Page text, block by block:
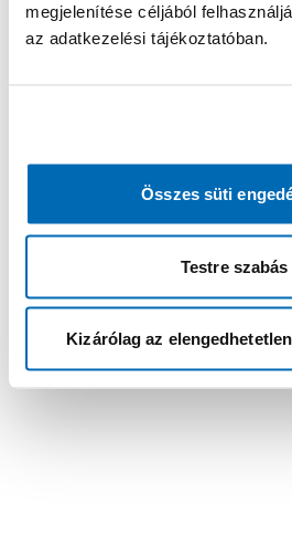
megjelenítése céljából
az adatkezelési tájékoztatóban.
Összes süti
Testre szabás
Kizárólag az